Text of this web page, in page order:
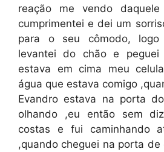
reação me vendo
cumprimentei e dei um
para o seu cômodo,
levantei do chão e
estava em cima meu
água que estava comigo
Evandro estava na porta
olhando ,eu então sem
costas e fui caminhando
,quando cheguei na porta